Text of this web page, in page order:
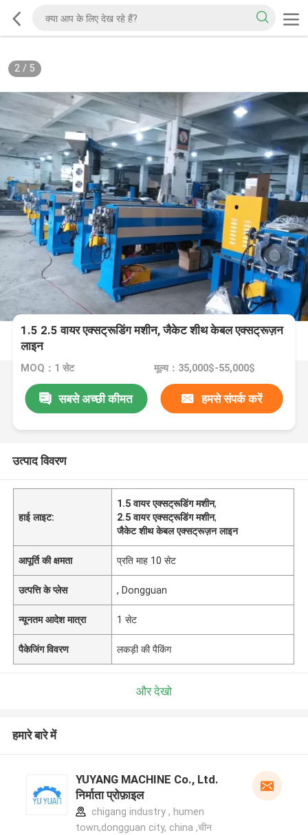
2/ 5
1.5 2.5 वायर एक्सट्रूडिंग मशीन, जैकेट शीथ केबल एक्सट्रूज़न
लाइन
MOQ：1 सेट मूल्य：35,000$-55,000$
सबसे अच्छी कीमत हमसे संपर्क करें
उत्पाद विवरण
हाई लाइट:
1.5 वायर एक्सट्रूडिंग मशीन,
2.5 वायर एक्सट्रूडिंग मशीन,
जैकेट शीथ केबल एक्सट्रूज़न लाइन
आपूर्ति की क्षमता प्रति माह 10 सेट
उत्पत्ति के प्लेस , Dongguan
न्यूनतम आदेश मात्रा 1 सेट
पैकेजिंग विवरण लकड़ी की पैकिंग
और देखो
हमारे बारे में
YUYANG MACHINE Co., Ltd.
निर्माता प्रोफ़ाइल
chigang industry , humen
town,dongguan city, china ,चीन